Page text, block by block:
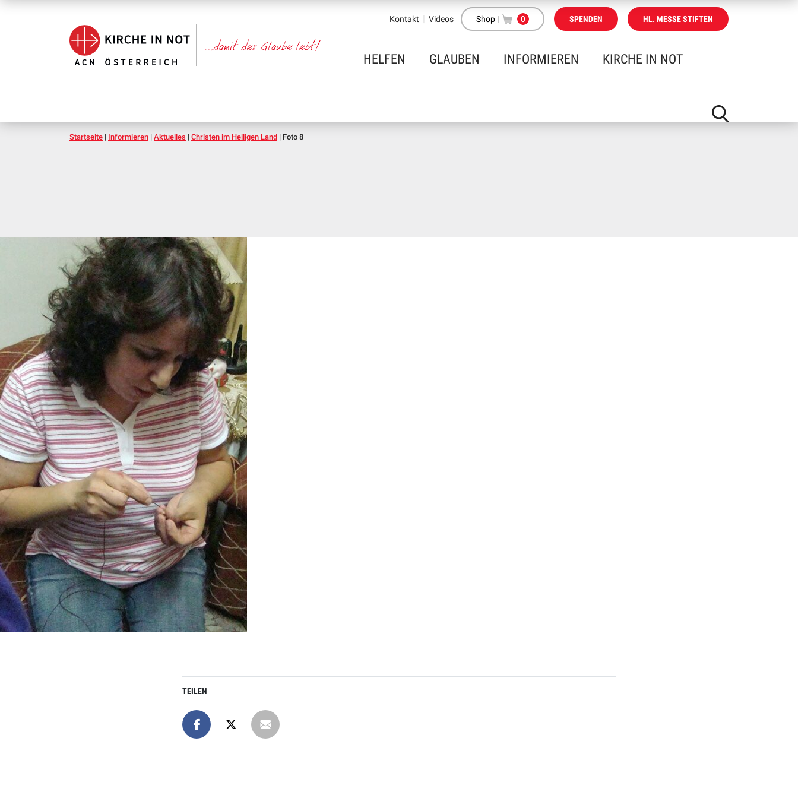
Kontakt Videos Shop | 0 SPENDEN HL. MESSE STIFTEN
HELFEN GLAUBEN INFORMIEREN KIRCHE IN NOT
Startseite | Informieren | Aktuelles | Christen im Heiligen Land | Foto 8
TEILEN